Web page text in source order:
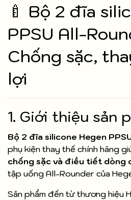
🍼 Bộ 2 đĩa
PPSU All-
Chống sặc,
lợi
1. Giới thiệu sản
Bộ 2 đĩa silicone Hegen
phụ kiện thay thế chính hãng
chống sặc và điều tiết dòng
tập uống All-Rounder của
Sản phẩm đến từ thương hiệu